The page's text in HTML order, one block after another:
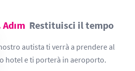
Restituisci il tempo
autista ti verrà a prendere al
hotel e ti porterà in aeroporto.